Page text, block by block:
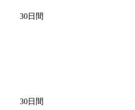
30日間
30日間